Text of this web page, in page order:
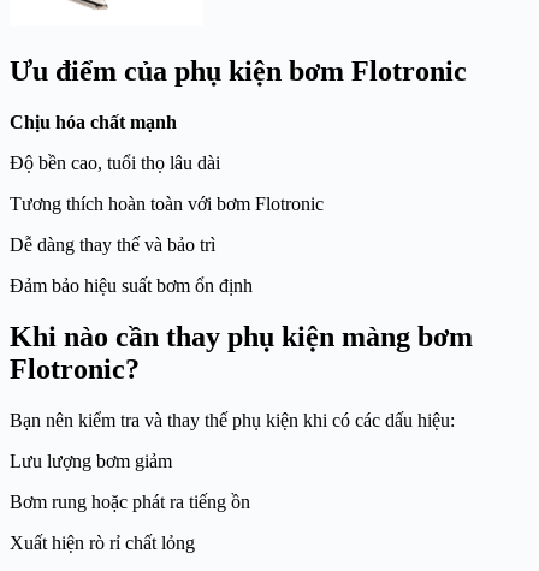
Ưu điểm của phụ kiện bơm Flotronic
Chịu hóa chất mạnh
Độ bền cao, tuổi thọ lâu dài
Tương thích hoàn toàn với bơm Flotronic
Dễ dàng thay thế và bảo trì
Đảm bảo hiệu suất bơm ổn định
Khi nào cần thay phụ kiện màng bơm
Flotronic?
Bạn nên kiểm tra và thay thế phụ kiện khi có các dấu hiệu:
Lưu lượng bơm giảm
Bơm rung hoặc phát ra tiếng ồn
Xuất hiện rò rỉ chất lỏng